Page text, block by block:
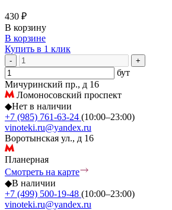
430 ₽
В корзину
В корзине
Купить в 1 клик
- +
бут
Мичуринский пр., д 16
Ломоносовский проспект
◆Нет в наличии
+7 (985) 761-63-24 (10:00–23:00)
vinoteki.ru@yandex.ru
Воротынская ул., д 16
Планерная
Смотреть на карте
◆В наличии
+7 (499) 500-19-48 (10:00–23:00)
vinoteki.ru@yandex.ru